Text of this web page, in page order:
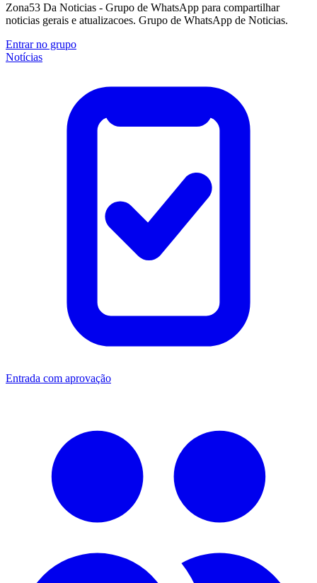
Zona53 Da Noticias - Grupo de WhatsApp para compartilhar
noticias gerais e atualizacoes. Grupo de WhatsApp de Noticias.
Entrar no grupo
Notícias
Entrada com aprovação